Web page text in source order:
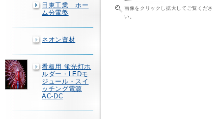
日東工業 ホー
ム分電盤
ネオン資材
看板用 蛍光灯ホ
ルダー・LEDモ
ジュール・スイ
ッチング電源
AC-DC
画像をクリックし拡大してご覧くださ
い。